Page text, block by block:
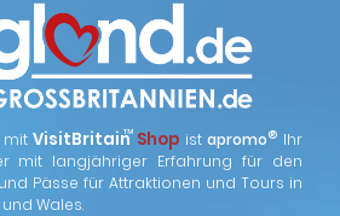
mitVisitBritain
™ Shop istapromo® Ihr
mit langjähriger Erfahrung für den
Pässe für Attraktionen und Tours in
Wales.